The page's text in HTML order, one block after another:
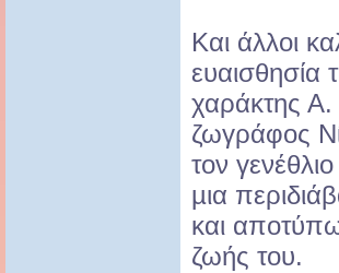
Και άλλοι
ευαισθησία
χαράκτης Α.
ζωγράφος
τον
µια
και
ζωής του.